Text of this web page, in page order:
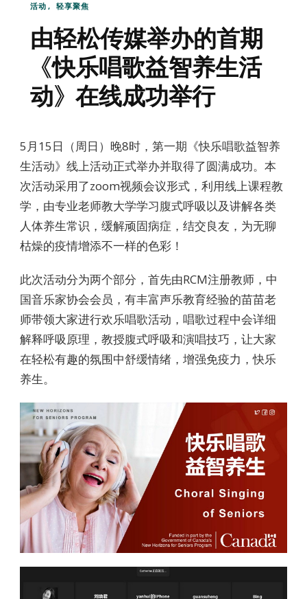
活动 轻享聚焦
由轻松传媒举办的首期
《快乐唱歌益智养生活
动》在线成功举行
5月15日（周日）晚8时，第一期《快乐唱歌益智养
生活动》线上活动正式举办并取得了圆满成功。本
次活动采用了zoom视频会议形式，利用线上课程教
学，由专业老师教大学学习腹式呼吸以及讲解各类
人体养生常识，缓解顽固病症，结交良友，为无聊
枯燥的疫情增添不一样的色彩！
此次活动分为两个部分，首先由RCM注册教师，中
国音乐家协会会员，有丰富声乐教育经验的苗苗老
师带领大家进行欢乐唱歌活动，唱歌过程中会详细
解释呼吸原理，教授腹式呼吸和演唱技巧，让大家
在轻松有趣的氛围中舒缓情绪，增强免疫力，快乐
养生。